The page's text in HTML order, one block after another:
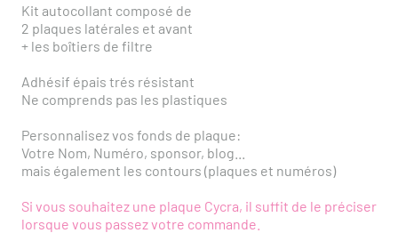
Kit autocollant composé de
2 plaques latérales et avant
+ les boîtiers de filtre
Adhésif épais trés résistant
Ne comprends pas les plastiques
Personnalisez vos fonds de plaque:
Votre Nom, Numéro, sponsor, blog...
mais également les contours (plaques et numéros)
Si vous souhaitez une plaque Cycra, il suffit de le préciser
lorsque vous passez votre commande.